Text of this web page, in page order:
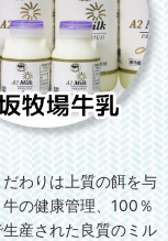
わりは上質の餌を与
牛の健康管理、100％
産された良質のミル